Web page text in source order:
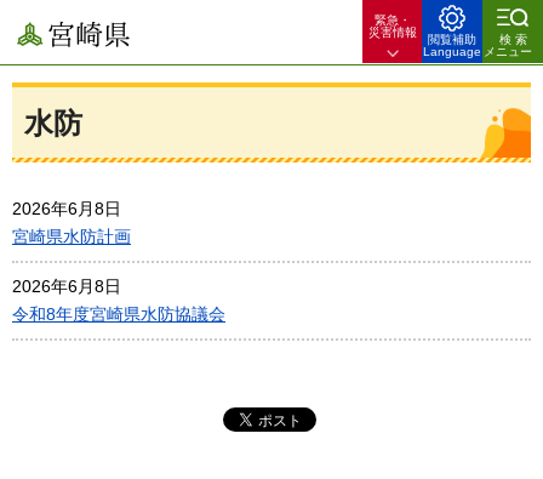
宮崎県
緊急・
災害情報
閲覧補助
Language
検索
メニュー
水防
2026年6月8日
宮崎県水防計画
2026年6月8日
令和8年度宮崎県水防協議会